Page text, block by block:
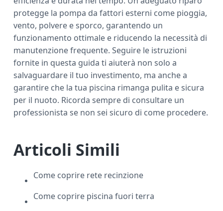
protegge la pompa da fattori esterni come pioggia,
vento, polvere e sporco, garantendo un
funzionamento ottimale e riducendo la necessità di
manutenzione frequente. Seguire le istruzioni
fornite in questa guida ti aiuterà non solo a
salvaguardare il tuo investimento, ma anche a
garantire che la tua piscina rimanga pulita e sicura
per il nuoto. Ricorda sempre di consultare un
professionista se non sei sicuro di come procedere.
Articoli Simili
Come coprire rete recinzione
Come coprire piscina fuori terra